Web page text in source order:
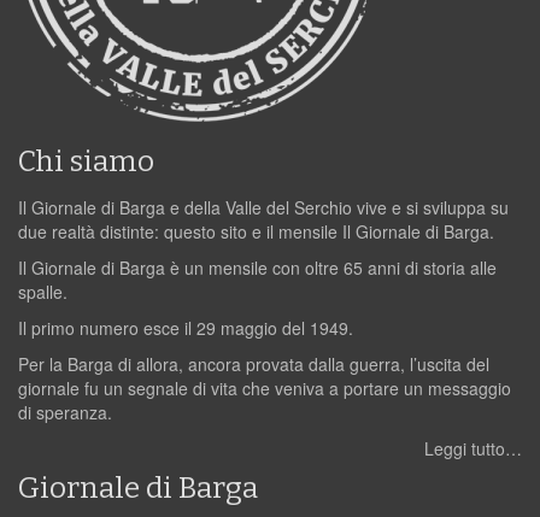
Chi siamo
Il Giornale di Barga e della Valle del Serchio vive e si sviluppa su
due realtà distinte: questo sito e il mensile Il Giornale di Barga.
Il Giornale di Barga è un mensile con oltre 65 anni di storia alle
spalle.
Il primo numero esce il 29 maggio del 1949.
Per la Barga di allora, ancora provata dalla guerra, l’uscita del
giornale fu un segnale di vita che veniva a portare un messaggio
di speranza.
Leggi tutto…
Giornale di Barga